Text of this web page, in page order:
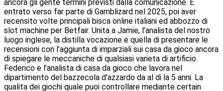
ancora gli gente termini previsti dalla comunicazione. E
entrato verso far parte di Gamblizard nel 2025, poi aver
recensito volte principali bisca online italiani ed abbozzo di
slot machine per Betfair. Unita a Jamie, l’analista del nostro
luogo inglese, la distilla vocazione e quella di presentare le
recensioni con l’aggiunta di imparziali sui casa da gioco ancora
di spiegare le meccaniche di qualsiasi varieta di artificio.
Federico e l’analista di casa da gioco che lavora nel
dipartimento del bazzecola d’azzardo da al di la 5 anni. La
qualita dei giochi quale puoi controllare mediante certain